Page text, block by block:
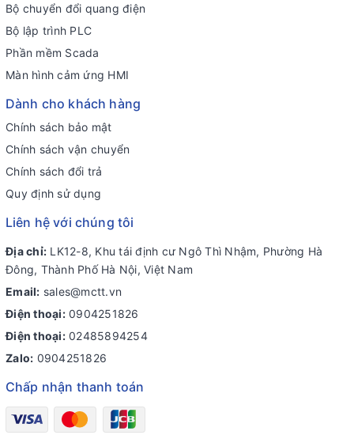
Bộ chuyển đổi quang điện
Bộ lập trình PLC
Phần mềm Scada
Màn hình cảm ứng HMI
Dành cho khách hàng
Chính sách bảo mật
Chính sách vận chuyển
Chính sách đổi trả
Quy định sử dụng
Liên hệ với chúng tôi
Địa chỉ: LK12-8, Khu tái định cư Ngô Thì Nhậm, Phường Hà
Đông, Thành Phố Hà Nội, Việt Nam
Email: sales@mctt.vn
Điện thoại: 0904251826
Điện thoại: 02485894254
Zalo: 0904251826
Chấp nhận thanh toán